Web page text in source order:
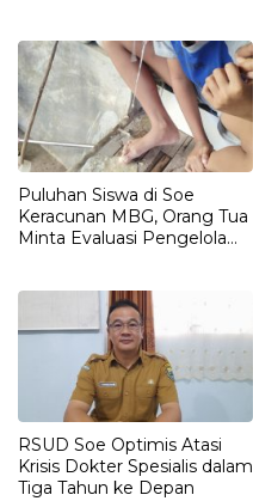
Puluhan Siswa di Soe
Keracunan MBG, Orang Tua
Minta Evaluasi Pengelola
RSUD Soe Optimis Atasi
Krisis Dokter Spesialis dalam
Tiga Tahun ke Depan